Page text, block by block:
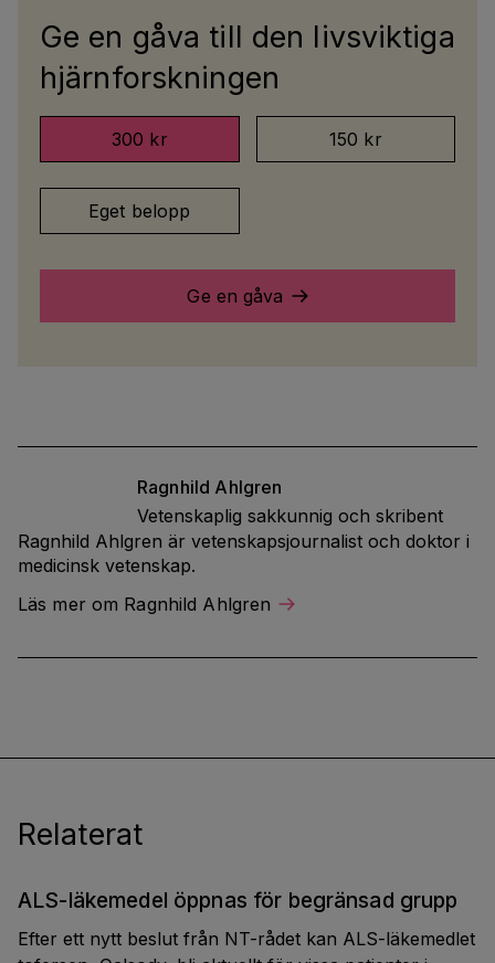
Ge en gåva till den livsviktiga
hjärnforskningen
300 kr 150 kr
Eget belopp
Ge en gåva
Ragnhild Ahlgren
Vetenskaplig sakkunnig och skribent
Ragnhild Ahlgren är vetenskapsjournalist och doktor i
medicinsk vetenskap.
Läs mer om Ragnhild Ahlgren
Relaterat
ALS-läkemedel öppnas för begränsad grupp
Efter ett nytt beslut från NT-rådet kan ALS-läkemedlet